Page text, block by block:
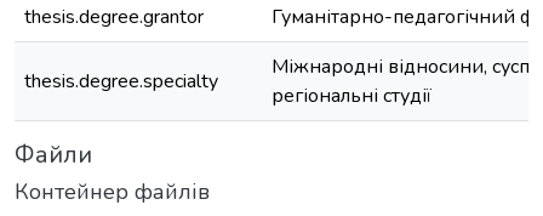
thesis.degree.grantor
Гуманітарно-педагогічний
thesis.degree.specialty
Міжнародні відносини,
регіональні студії
Файли
Контейнер файлів